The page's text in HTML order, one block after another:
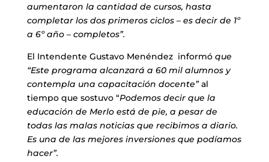
aumentaron la cantidad de cursos, hasta
completar los dos primeros ciclos – es decir de 1º
a 6º año – completos”.
El Intendente Gustavo Menéndez informó que
“Este programa alcanzará a 60 mil alumnos y
contempla una capacitación docente”al
tiempo que sostuvo “Podemos decir que la
educación de Merlo está de pie, a pesar de
todas las malas noticias que recibimos a diario.
Es una de las mejores inversiones que podíamos
hacer”.